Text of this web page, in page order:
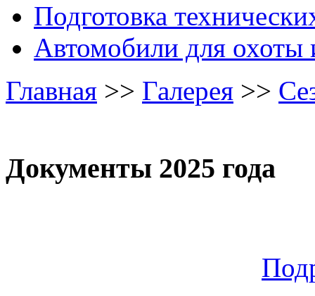
Подготовка
Автомобили для охоты
Главная >> Галерея >>
Документы 2025 года